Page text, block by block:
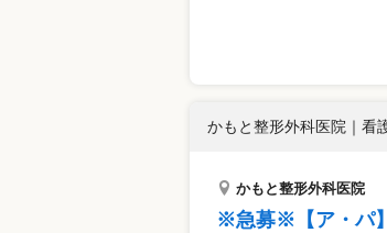
かもと整形外科医院 ｜ 看
かもと整形外科医院
※急募※【ア・パ